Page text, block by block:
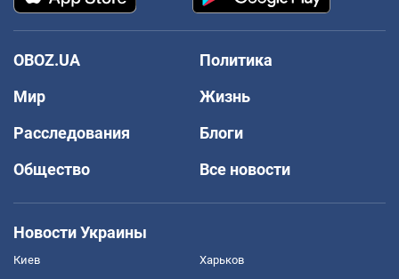
OBOZ.UA
Политика
Мир
Жизнь
Расследования
Блоги
Общество
Все новости
Новости Украины
Киев Харьков